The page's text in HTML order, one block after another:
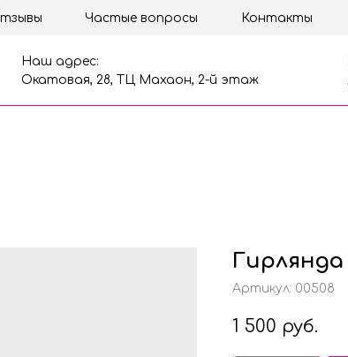
Частые вопросы Контакты
Наш адрес:
Окатовая, 28, ТЦ Махаон, 2-й этаж
Артикул: 00508
1 500 руб.